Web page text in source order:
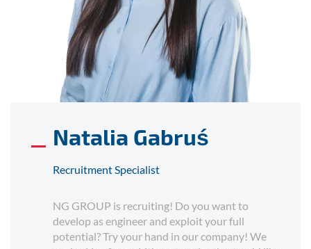
Natalia Gabruś
Recruitment Specialist
NG GROUP is recruiting! Do you want to
develop as engineer and exploit your full
potential? Try your hand in our company! We